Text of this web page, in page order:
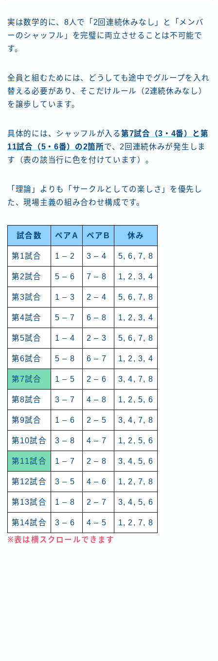
実は数学的に、8人で「2回連続休みなし」と「メンバ
ーのシャッフル」を完璧に両立させることは不可能で
す。
全員と組むためには、どうしても途中でグループを入れ
替える必要があり、そこだけルール（2連続休みなし）
を譲歩しています。
具体的には、シャッフルが入る第7試合（3・4番）と第
11試合（5・6番）の2箇所で、2回連続休みが発生しま
す（表の該当行に色を付けています）。
「理論」よりも「サークルとしての楽しさ」を優先し
た、現場主義の組み合わせ構成です。
試合数 ペアA ペアB 休み
第1試合 1 – 2 3 – 4 5, 6, 7, 8
第2試合 5 – 6 7 – 8 1, 2, 3, 4
第3試合 1 – 3 2 – 4 5, 6, 7, 8
第4試合 5 – 7 6 – 8 1, 2, 3, 4
第5試合 1 – 4 2 – 3 5, 6, 7, 8
第6試合 5 – 8 6 – 7 1, 2, 3, 4
第7試合 1 – 5 2 – 6 3, 4, 7, 8
第8試合 3 – 7 4 – 8 1, 2, 5, 6
第9試合 1 – 6 2 – 5 3, 4, 7, 8
第10試合 3 – 8 4 – 7 1, 2, 5, 6
第11試合 1 – 7 2 – 8 3, 4, 5, 6
第12試合 3 – 5 4 – 6 1, 2, 7, 8
第13試合 1 – 8 2 – 7 3, 4, 5, 6
第14試合 3 – 6 4 – 5 1, 2, 7, 8
※表は横スクロールできます